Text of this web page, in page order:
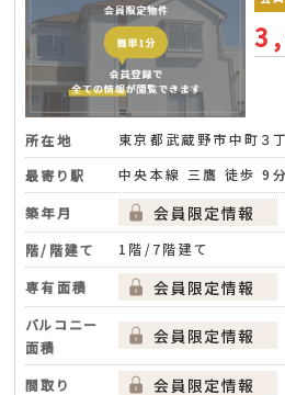
所在地
東京都武蔵野市中町３
最寄り駅
中央本線 三鷹 徒歩 9分
築年月
階/階建て
1階/7階建て
専有面積
バルコニー
面積
間取り